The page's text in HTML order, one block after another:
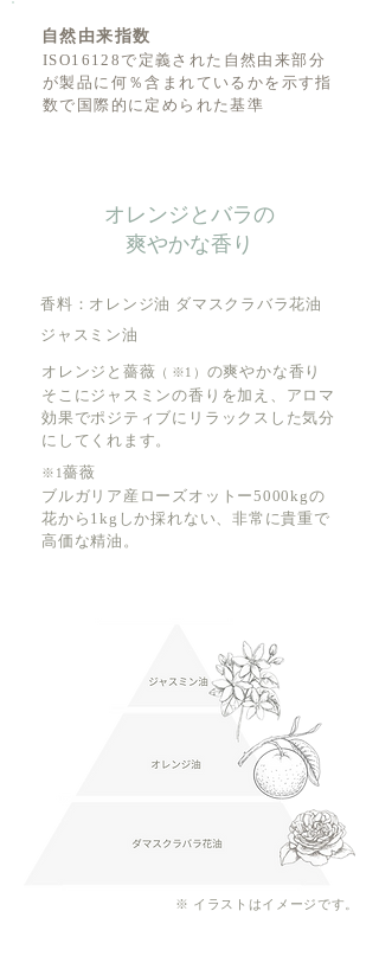
自然由来指数
ISO16128で定義された自然由来部分
が製品に何％含まれているかを示す指
数で国際的に定められた基準
オレンジとバラの
爽やかな香り
香料：オレンジ油 ダマスクラバラ花油
ジャスミン油
オレンジと薔薇 （ ※1） の爽やかな香り
そこにジャスミンの香りを加え、アロマ
効果でポジティブにリラックスした気分
にしてくれます。
※1薔薇
ブルガリア産ローズオットー5000kgの
花から1kgしか採れない、非常に貴重で
高価な精油。
※ イラストはイメージです。